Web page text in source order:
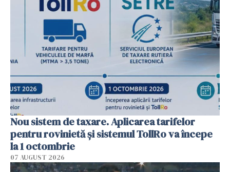
Nou sistem de taxare. Aplicarea tarifelor
pentru rovinietă şi sistemul TollRo va începe
la 1 octombrie
07 AUGUST 2026